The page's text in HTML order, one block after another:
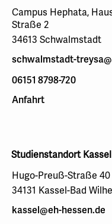
Campus Hephata,
Straße 2
34613 Schwalmstadt
schwalmstadt-
06151 8798-720
Anfahrt
Studienstandort Kassel
Hugo-Preuß-Straße 40
34131 Kassel-Bad
kassel@eh-hessen.de